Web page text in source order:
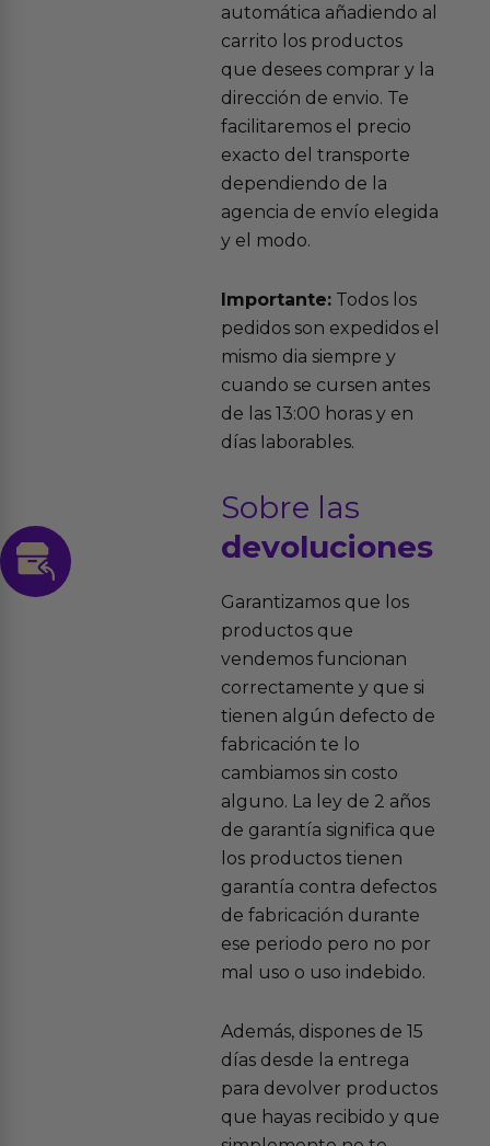
automática añadiendo al
carrito los productos
que desees comprar y la
dirección de envio. Te
facilitaremos el precio
exacto del transporte
dependiendo de la
agencia de envío elegida
y el modo.
Importante:Todos los
pedidos son expedidos el
mismo dia siempre y
cuando se cursen antes
de las 13:00 horas y en
días laborables.
Sobre las
devoluciones
Garantizamos que los
productos que
vendemos funcionan
correctamente y que si
tienen algún defecto de
fabricación te lo
cambiamos sin costo
alguno. La ley de 2 años
de garantía significa que
los productos tienen
garantía contra defectos
de fabricación durante
ese periodo pero no por
mal uso o uso indebido.
Además, dispones de 15
días desde la entrega
para devolver productos
que hayas recibido y que